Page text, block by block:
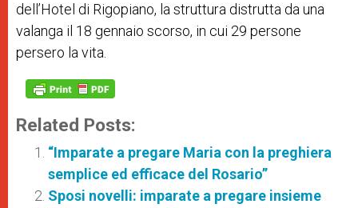
dell’Hotel di Rigopiano, la struttura distrutta da una
valanga il 18 gennaio scorso, in cui 29 persone
persero la vita.
Related Posts:
“Imparate a pregare Maria con la preghiera
semplice ed efficace del Rosario”
Sposi novelli: imparate a pregare insieme